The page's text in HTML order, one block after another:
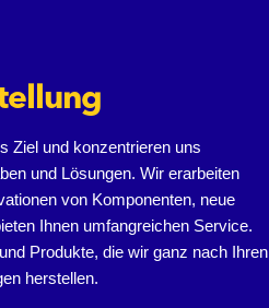
Ziel und konzentrieren uns
und Lösungen. Wir erarbeiten
von Komponenten, neue
Ihnen umfangreichen Service.
Produkte, die wir ganz nach Ihren
herstellen.